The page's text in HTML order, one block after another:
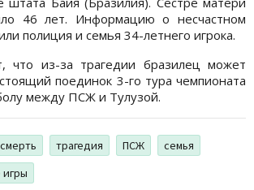
46 лет. Информацию о несчастном
полиция и семья 34-летнего игрока.
что из-за трагедии бразилец может
поединок 3-го тура чемпионата
между ПСЖ и Тулузой.
смерть трагедия ПСЖ
семья
игры